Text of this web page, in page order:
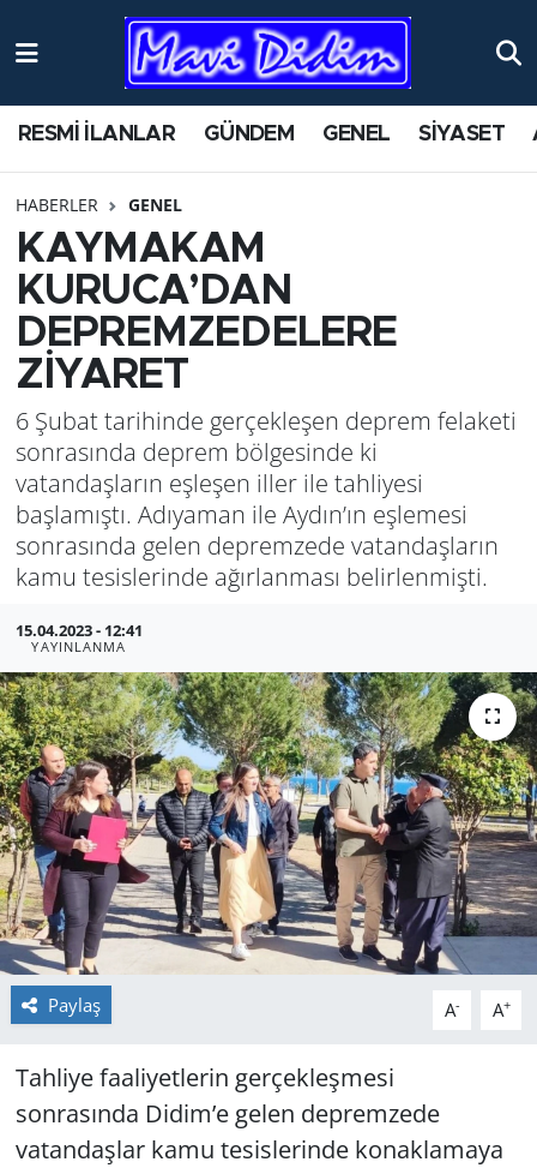
RESMİ İLANLAR GÜNDEM GENEL SİYASET
HABERLER GENEL
KAYMAKAM
KURUCA’DAN
DEPREMZEDELERE
ZİYARET
6 Şubat tarihinde gerçekleşen deprem felaketi
sonrasında deprem bölgesinde ki
vatandaşların eşleşen iller ile tahliyesi
başlamıştı. Adıyaman ile Aydın’ın eşlemesi
sonrasında gelen depremzede vatandaşların
kamu tesislerinde ağırlanması belirlenmişti.
15.04.2023 - 12:41
YAYINLANMA
Paylaş A- A+
Tahliye faaliyetlerin gerçekleşmesi
sonrasında Didim’e gelen depremzede
vatandaşlar kamu tesislerinde konaklamaya
ANTİK YERLER
AYDIN
BİLİM VE TEKNOLOJİ
ÇEVRE
EĞİTİM
EKONOMİ
GENEL
GÜNDEM
HABERDE İNSAN
KÜLTÜR SANAT
MAGAZİN
POLİTİKA
RESMİ İLANLAR
SAĞLIK
SİYASET
SPOR
Yerel
Nöbetçi Eczaneler
Namaz Vakitleri
Trafik Durumu
Süper Lig Puan Durumu ve Fikstür
Tüm Manşetler
Son Dakika Haberleri
Haber Arşivi